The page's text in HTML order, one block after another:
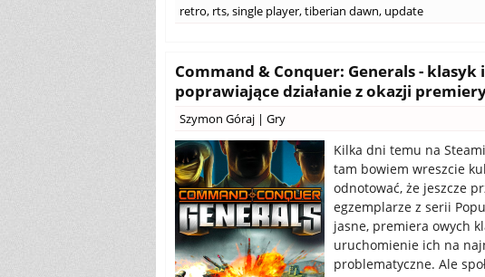
retro, rts,single player,tiberian dawn, update
Command & Conquer: Generals -
poprawiające działanie z okazji
Szymon Góraj | Gry
Kilka dni temu na
tam bowiem wreszcie
odnotować, że jeszcze
egzemplarze z serii
jasne, premiera owych
uruchomienie ich na
problematyczne. Ale